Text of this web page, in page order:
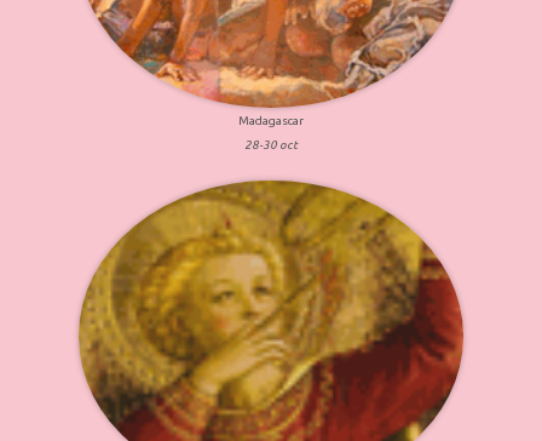
Madagascar
28-30 oct